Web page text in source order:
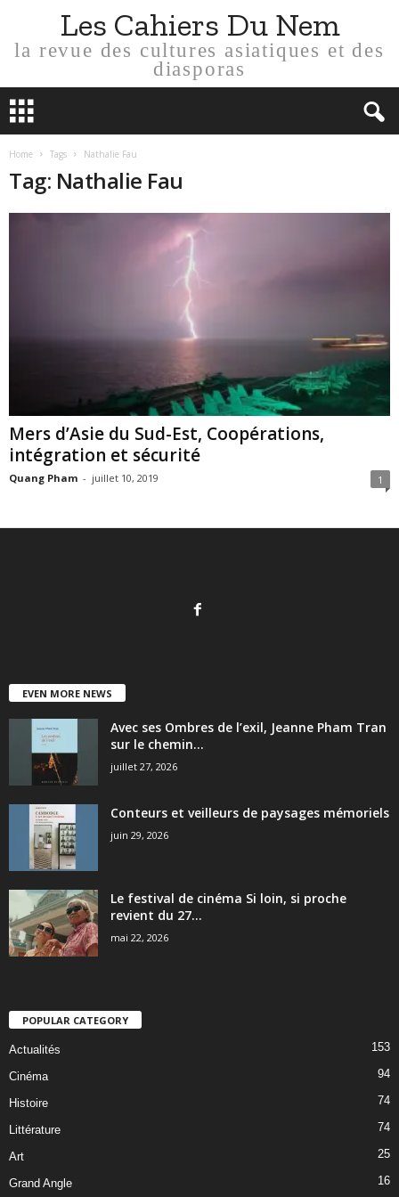
Les Cahiers Du Nem
la revue des cultures asiatiques et des
diasporas
Home Tags Nathalie Fau
Tag: Nathalie Fau
Mers d’Asie du Sud-Est, Coopérations,
intégration et sécurité
Quang Pham - juillet 10, 2019 1
EVEN MORE NEWS
Avec ses Ombres de l’exil, Jeanne Pham Tran
sur le chemin...
juillet 27, 2026
Conteurs et veilleurs de paysages mémoriels
juin 29, 2026
Le festival de cinéma Si loin, si proche
revient du 27...
mai 22, 2026
POPULAR CATEGORY
Actualités 153
Cinéma 94
Histoire 74
Littérature 74
Art 25
Grand Angle 16